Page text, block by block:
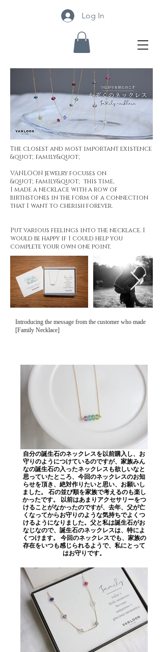
Log In
The closest and most important existence
&quot;family&quot;
VANLOON jewelry focuses on
&quot;family&quot; this time,
I made a necklace with a row of
birthstones in the form of a connection
that I want to cherish forever.
Put various feelings into the necklace. I
would be happy if I could help you
complete your own one point.
Introducing the message from the customer who made
[Family Necklace]
自分の誕生石のネックレスを以前購入し、お
守りのようにつけているのですが、家族みん
なの誕生石の入ったネックレスも欲しいなと
思っていたところ、今回のネックレスのお知
らせを頂き、絶対作りたいと思い、お願いし
ました。 石の並び順を家族で考えるのも楽し
かったです。 以前はあまりアクセサリーをつ
けることがなかったのですが、去年、父が亡
くなってからお守りのような気持ちでよくつ
けるようになりました。父と私は誕生石がお
なじなので、誕生石のネックレスは、特によ
くつけます。 今回のネックレスでも、家族の
存在をいつも感じられるようで、私にとって
はお守りです。